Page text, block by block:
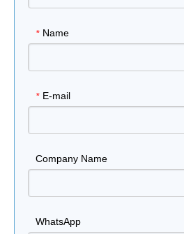
* Name
* E-mail
Company Name
WhatsApp